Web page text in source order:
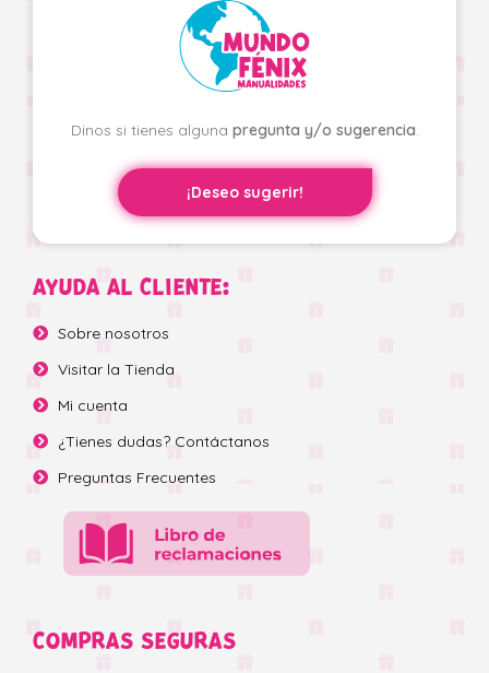
Dinos si tienes alguna pregunta y/o sugerencia.
¡Deseo sugerir!
AYUDA AL CLIENTE:
Sobre nosotros
Visitar la Tienda
Mi cuenta
¿Tienes dudas? Contáctanos
Preguntas Frecuentes
COMPRAS SEGURAS